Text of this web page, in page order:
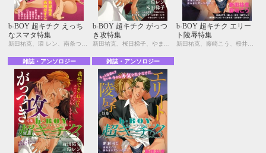
b-BOY 超キチク えっち
なスマタ特集
b-BOY 超キチク がっつ
き攻特集
b-BOY 超キチク エリー
ト陵辱特集
新田祐克、藤崎こう、桜井りょう、環 レン、高崎ぼすこ、日向せいりょう、藤生、桜日梯子、いさき李果、はらだ
雑誌・アンソロジー 雑誌・アンソロジー